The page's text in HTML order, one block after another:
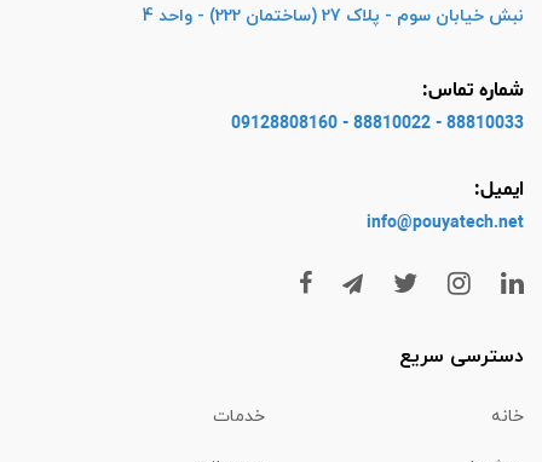
نبش خیابان سوم - پلاک 27 (ساختمان 222) - واحد 4
شماره تماس:
88810033 - 88810022 - 09128808160
ایمیل:
info@pouyatech.net
دسترسی سریع
خانه خدمات